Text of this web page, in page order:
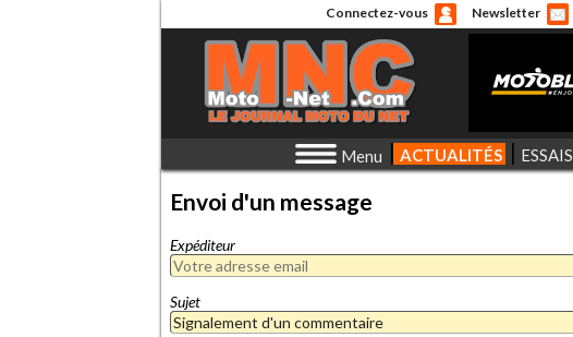
Connectez-vous Newsletter
Menu ACTUALITÉS ESSAIS
Envoi d'un message
Expéditeur
Sujet